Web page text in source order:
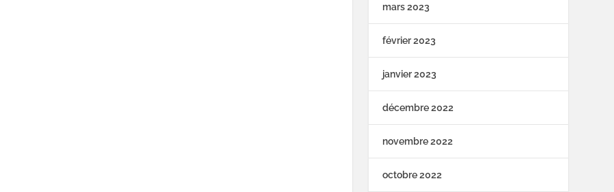
mars 2023
février 2023
janvier 2023
décembre 2022
novembre 2022
octobre 2022